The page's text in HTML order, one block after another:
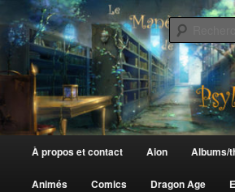
au
contenu
principalLe Manège de
principal
À propos et contact Aion Albums/
Animés Comics Dragon Age